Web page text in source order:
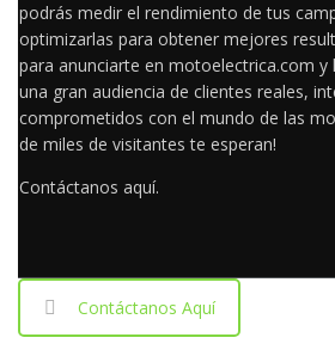
podrás medir el rendimiento de tus
optimizarlas para obtener mejores
para anunciarte en motoelectrica.com y
una gran audiencia de clientes reales,
comprometidos con el mundo de las
de miles de visitantes te esperan!
Contáctanos aquí.
Contáctanos Aquí